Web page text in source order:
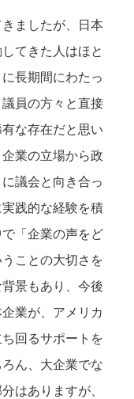
ましたが、日本
てきた人はほと
長期間にわたっ
員の方々と直接
な存在だと思い
業の立場から政
議会と向き合っ
践的な経験を積
「企業の声をど
ことの大切さを
景もあり、今後
業が、アメリカ
回るサポートを
ん、大企業でな
はありますが、